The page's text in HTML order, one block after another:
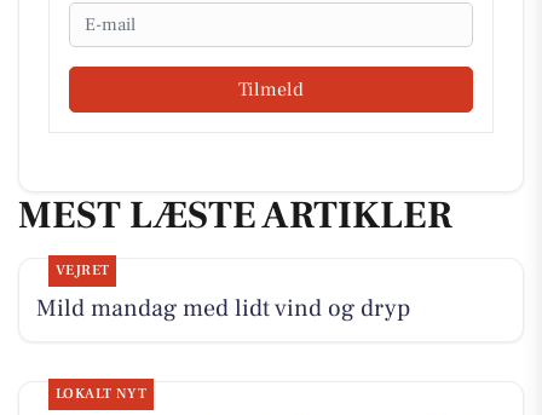
Email
Tilmeld
MEST LÆSTE ARTIKLER
VEJRET
Mild mandag med lidt vind og dryp
LOKALT NYT